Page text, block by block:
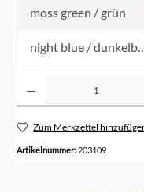
moss green / grün
night blue /
Zum Merkzettel
Artikelnummer: 203109